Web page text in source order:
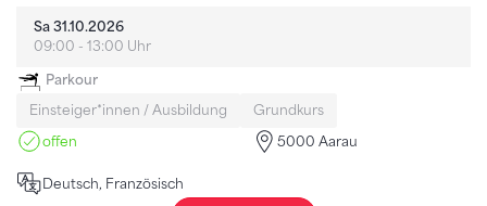
Sa 31.10.2026
09:00 - 13:00 Uhr
Parkour
Einsteiger*innen / Ausbildung
Grundkurs
offen
5000 Aarau
Deutsch, Französisch